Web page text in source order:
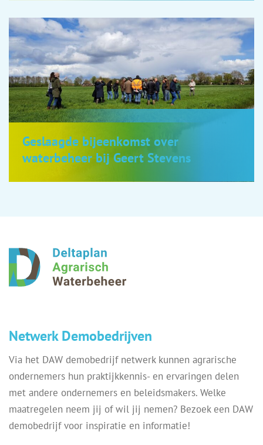
Geslaagde bijeenkomst over
waterbeheer bij Geert Stevens
Netwerk Demobedrijven
Via het DAW demobedrijf netwerk kunnen agrarische
ondernemers hun praktijkkennis- en ervaringen delen
met andere ondernemers en beleidsmakers. Welke
maatregelen neem jij of wil jij nemen? Bezoek een DAW
demobedrijf voor inspiratie en informatie!